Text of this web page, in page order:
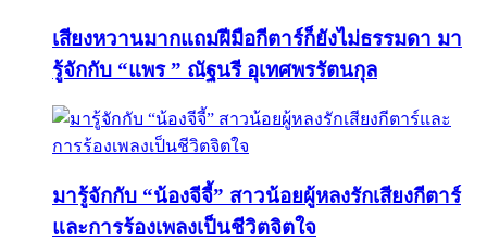
เสียงหวานมากแถมฝีมือกีตาร์ก็ยังไม่ธรรมดา มา
รู้จักกับ “แพร ” ณัฐนรี อุเทศพรรัตนกุล
มารู้จักกับ “น้องจีจี้” สาวน้อยผู้หลงรักเสียงกีตาร์
และการร้องเพลงเป็นชีวิตจิตใจ